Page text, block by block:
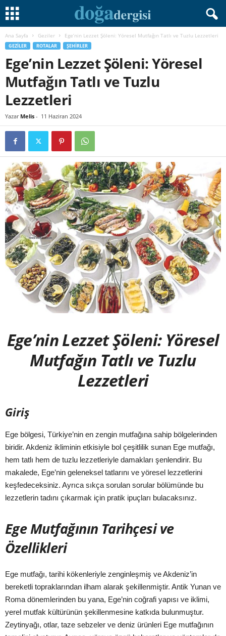
Ana Sayfa Geziler Ege’nin Lezzet Şöleni: Yöresel Mutfağın Tatlı ve Tuzlu Lezzetleri
GEZILER ROTALAR ŞEHIRLER
Ege’nin Lezzet Şöleni: Yöresel
Mutfağın Tatlı ve Tuzlu
Lezzetleri
Yazar Melis - 11 Haziran 2024
Ege’nin Lezzet Şöleni: Yöresel
Mutfağın Tatlı ve Tuzlu
Lezzetleri
Giriş
Ege bölgesi, Türkiye’nin en zengin mutfağına sahip bölgelerinden
biridir. Akdeniz ikliminin etkisiyle bol çeşitlilik sunan Ege mutfağı,
hem tatlı hem de tuzlu lezzetleriyle damakları şenlendirir. Bu
makalede, Ege’nin geleneksel tatlarını ve yöresel lezzetlerini
keşfedeceksiniz. Ayrıca sıkça sorulan sorular bölümünde bu
lezzetlerin tadını çıkarmak için pratik ipuçları bulacaksınız.
Ege Mutfağının Tarihçesi ve
Özellikleri
Ege mutfağı, tarihi kökenleriyle zenginleşmiş ve Akdeniz’in
bereketli topraklarından ilham alarak şekillenmiştir. Antik Yunan ve
Roma dönemlerinden bu yana, Ege’nin coğrafi yapısı ve iklimi,
yerel mutfak kültürünün şekillenmesine katkıda bulunmuştur.
Zeytinyağı, otlar, taze sebzeler ve deniz ürünleri Ege mutfağının